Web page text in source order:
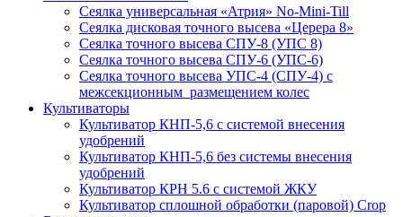
Сеялка универсальная «Атрия» No-Mini-Till
Сеялка дисковая точного высева «Церера 8»
Сеялка точного высева СПУ-8 (УПС 8)
Сеялка точного высева СПУ-6 (УПС-6)
Сеялка точного высева УПС-4 (СПУ-4) с
межсекционным размещением колес
Культиваторы
Культиватор КНП-5,6 с системой внесения
удобрений
Культиватор КНП-5,6 без системы внесения
удобрений
Культиватор КРН 5.6 с системой ЖКУ
Культиватор сплошной обработки (паровой) Crop